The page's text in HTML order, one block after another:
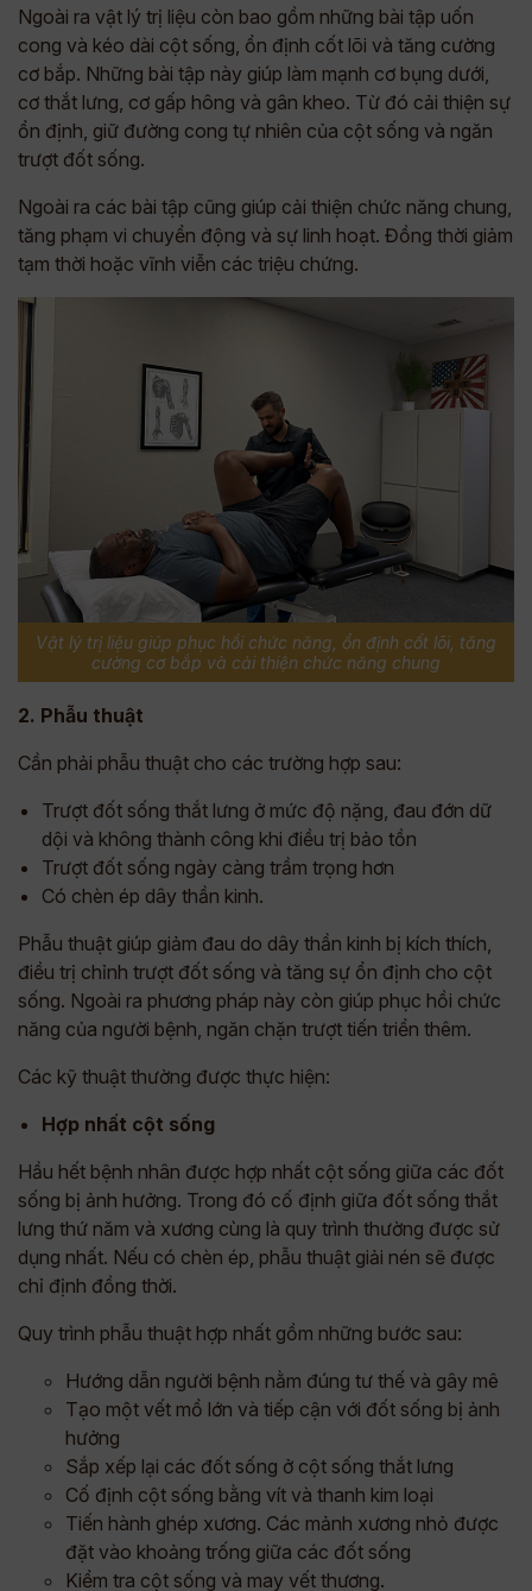
Ngoài ra vật lý trị liệu còn bao gồm những bài tập uốn
cong và kéo dài cột sống, ổn định cốt lõi và tăng cường
cơ bắp. Những bài tập này giúp làm mạnh cơ bụng dưới,
cơ thắt lưng, cơ gấp hông và gân kheo. Từ đó cải thiện sự
ổn định, giữ đường cong tự nhiên của cột sống và ngăn
trượt đốt sống.
Ngoài ra các bài tập cũng giúp cải thiện chức năng chung,
tăng phạm vi chuyển động và sự linh hoạt. Đồng thời giảm
tạm thời hoặc vĩnh viễn các triệu chứng.
Vật lý trị liệu giúp phục hồi chức năng, ổn định cốt lõi, tăng
cường cơ bắp và cải thiện chức năng chung
2. Phẫu thuật
Cần phải phẫu thuật cho các trường hợp sau:
Trượt đốt sống thắt lưng ở mức độ nặng, đau đớn dữ
dội và không thành công khi điều trị bảo tồn
Trượt đốt sống ngày càng trầm trọng hơn
Có chèn ép dây thần kinh.
Phẫu thuật giúp giảm đau do dây thần kinh bị kích thích,
điều trị chỉnh trượt đốt sống và tăng sự ổn định cho cột
sống. Ngoài ra phương pháp này còn giúp phục hồi chức
năng của người bệnh, ngăn chặn trượt tiến triển thêm.
Các kỹ thuật thường được thực hiện:
Hợp nhất cột sống
Hầu hết bệnh nhân được hợp nhất cột sống giữa các đốt
sống bị ảnh hưởng. Trong đó cố định giữa đốt sống thắt
lưng thứ năm và xương cùng là quy trình thường được sử
dụng nhất. Nếu có chèn ép, phẫu thuật giải nén sẽ được
chỉ định đồng thời.
Quy trình phẫu thuật hợp nhất gồm những bước sau:
Hướng dẫn người bệnh nằm đúng tư thế và gây mê
Tạo một vết mổ lớn và tiếp cận với đốt sống bị ảnh
hưởng
Sắp xếp lại các đốt sống ở cột sống thắt lưng
Cố định cột sống bằng vít và thanh kim loại
Tiến hành ghép xương. Các mảnh xương nhỏ được
đặt vào khoảng trống giữa các đốt sống
Kiểm tra cột sống và may vết thương.